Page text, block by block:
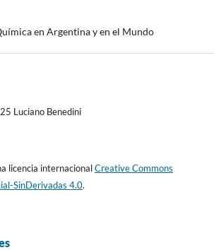
en Argentina y en el Mundo
Luciano Benedini
licencia internacionalCreative Commons
SinDerivadas 4.0.